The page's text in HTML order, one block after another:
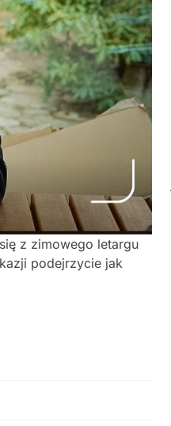
z zimowego letargu
podejrzycie jak